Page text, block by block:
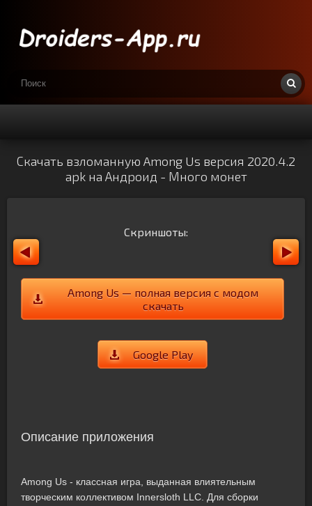
Скачать взломанную Among Us версия 2020.4.2
apk на Андроид - Много монет
Скриншоты:
Among Us — полная версия с модом
скачать
Google Play
Описание приложения
Among Us - классная игра, выданная влиятельным
творческим коллективом Innersloth LLC. Для сборки